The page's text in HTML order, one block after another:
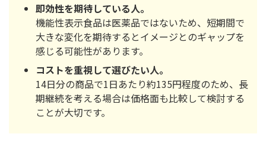
即効性を期待している人。
機能性表示食品は医薬品ではないため、短期間で
大きな変化を期待するとイメージとのギャップを
感じる可能性があります。
コストを重視して選びたい人。
14日分の商品で1日あたり約135円程度のため、長
期継続を考える場合は価格面も比較して検討する
ことが大切です。